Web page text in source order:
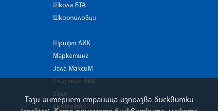
Школа БТА
Шкорпиловци
Шрифт ЛИК
Маркетинг
Зала МаксиМ
Списание ЛИК
Екип
Контакти
Тази интернет страница използва бисквитки